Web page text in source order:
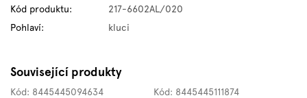
Kód produktu:
217-6602AL/020
Pohlaví: kluci
Související produkty
Kód: 8445445094634 Kód: 8445445111874